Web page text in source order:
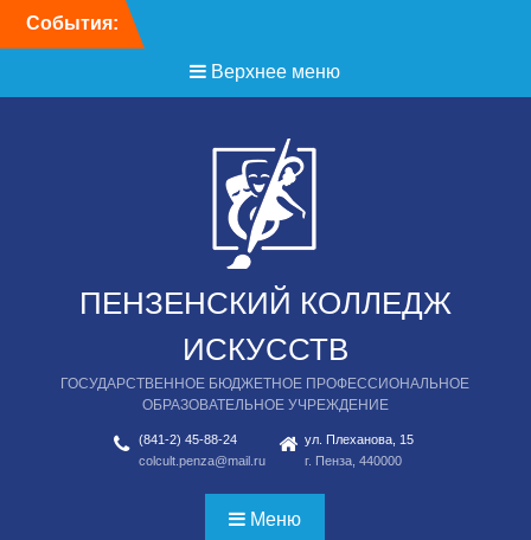
События:
Верхнее меню
ПЕНЗЕНСКИЙ КОЛЛЕДЖ
ИСКУССТВ
ГОСУДАРСТВЕННОЕ БЮДЖЕТНОЕ ПРОФЕССИОНАЛЬНОЕ
ОБРАЗОВАТЕЛЬНОЕ УЧРЕЖДЕНИЕ
(841-2) 45-88-24
colcult.penza@mail.ru
ул. Плеханова, 15
г. Пенза, 440000
Меню